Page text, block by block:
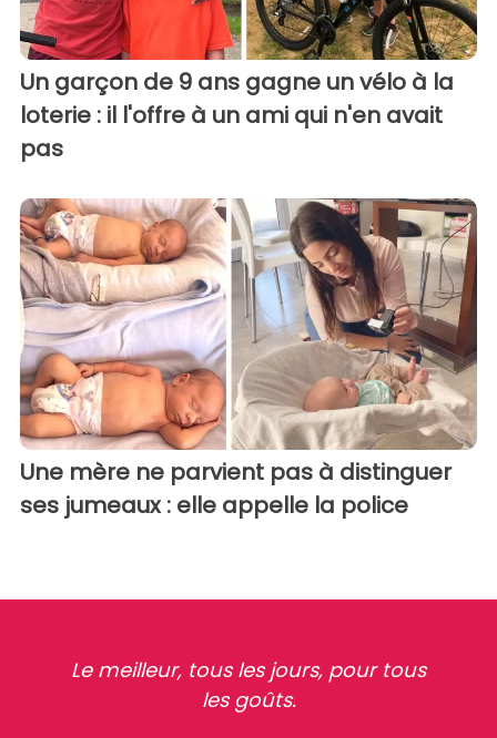
Un garçon de 9 ans gagne un vélo à la
loterie : il l'offre à un ami qui n'en avait
pas
Une mère ne parvient pas à distinguer
ses jumeaux : elle appelle la police
Le meilleur, tous les jours, pour tous
les goûts.